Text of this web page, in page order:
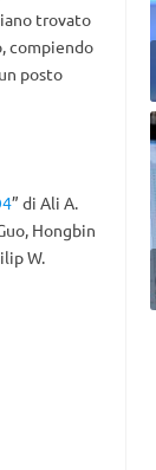
trovato
compiendo
posto
” di Ali A.
Hongbin
W.